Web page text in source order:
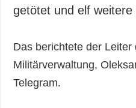
Sport
Notstand und
Notfälle
ZUSÄTZLICH
getötet und elf weitere
Das berichtete der Leiter
Militärverwaltung,
Telegram.